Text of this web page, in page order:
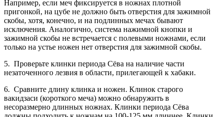
Например, если меч фиксируется в ножнах плотной
пригонкой, на цубе не должно быть отверстия для зажимной
скобы, хотя, конечно, и на подлинных мечах бывают
исключения. Аналогично, система нажимной кнопки и
зажимной скобы не встречается с полевыми ножнами, если
только на устье ножен нет отверстия для зажимной скобы.
5. Проверьте клинки периода Сёва на наличие части
незаточенного лезвия в области, прилегающей к хабаки.
6. Сравните длину клинка и ножен. Клинок старого
вакидзаси (короткого меча) можно обнаружить в
несоразмерно длинных ножнах. Клинки периода Сёва